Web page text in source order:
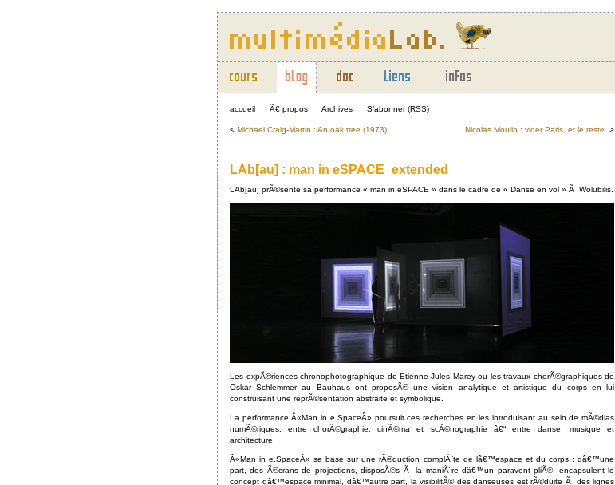
accueil Ã€ propos Archives S’abonner (RSS)
< Michael Craig-Martin : An oak tree (1973) Nicolas Moulin : vider Paris, et le reste. >
LAb[au] : man in eSPACE_extended
LAb[au] prÃ©sente sa performance « man in eSPACE » dans le cadre de « Danse en vol » Ã Wolubilis.
Les expÃ©riences chronophotographique de Etienne-Jules Marey ou les travaux chorÃ©graphiques de
Oskar Schlemmer au Bauhaus ont proposÃ© une vision analytique et artistique du corps en lui
construisant une reprÃ©sentation abstraite et symbolique.
La performance Â«Man in e.SpaceÂ» poursuit ces recherches en les introduisant au sein de mÃ©dias
numÃ©riques, entre chorÃ©graphie, cinÃ©ma et scÃ©nographie â€“ entre danse, musique et
architecture.
Â«Man in e.SpaceÂ» se base sur une rÃ©duction complÃ¨te de lâ€™espace et du corps : dâ€™une
part, des Ã©crans de projections, disposÃ©s Ã la maniÃ¨re dâ€™un paravent pliÃ©, encapsulent le
concept dâ€™espace minimal, dâ€™autre part, la visibilitÃ© des danseuses est rÃ©duite Ã des lignes